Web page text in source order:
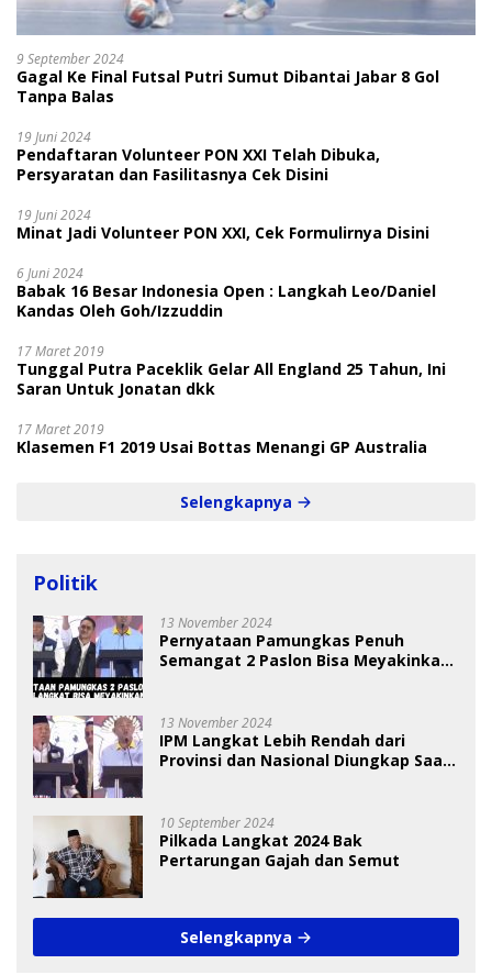
9 September 2024
Gagal Ke Final Futsal Putri Sumut Dibantai Jabar 8 Gol
Tanpa Balas
19 Juni 2024
Pendaftaran Volunteer PON XXI Telah Dibuka,
Persyaratan dan Fasilitasnya Cek Disini
19 Juni 2024
Minat Jadi Volunteer PON XXI, Cek Formulirnya Disini
6 Juni 2024
Babak 16 Besar Indonesia Open : Langkah Leo/Daniel
Kandas Oleh Goh/Izzuddin
17 Maret 2019
Tunggal Putra Paceklik Gelar All England 25 Tahun, Ini
Saran Untuk Jonatan dkk
17 Maret 2019
Klasemen F1 2019 Usai Bottas Menangi GP Australia
Selengkapnya
Politik
13 November 2024
Pernyataan Pamungkas Penuh
Semangat 2 Paslon Bisa Meyakinkan
13 November 2024
IPM Langkat Lebih Rendah dari
Provinsi dan Nasional Diungkap Saat
10 September 2024
Pilkada Langkat 2024 Bak
Pertarungan Gajah dan Semut
Selengkapnya